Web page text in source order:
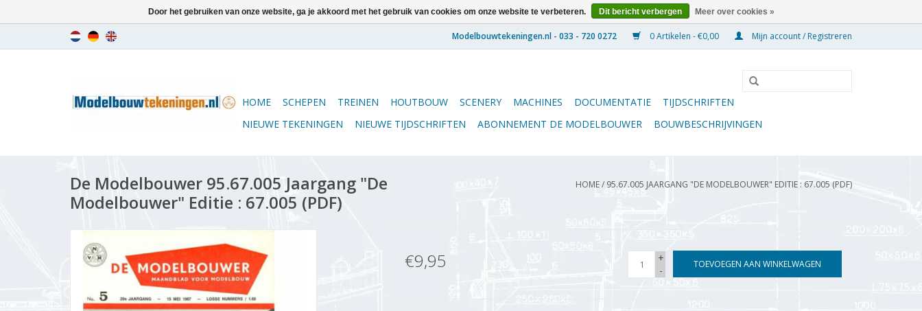
0 Artikelen - €0,00 Mijn account / Registreren
HOME SCHEPEN TREINEN HOUTBOUW SCENERY MACHINES DOCUMENTATIE
TIJDSCHRIFTEN
NIEUWE TEKENINGEN
NIEUWE TIJDSCHRIFTEN ABONNEMENT DE MODELBOUWER BOUWBESCHRIJVINGEN
De Modelbouwer 95.67.005 Jaargang "De
Modelbouwer" Editie : 67.005 (PDF)
HOME/ 95.67.005 JAARGANG "DE MODELBOUWER" EDITIE : 67.005 (PDF)
€9,95
+
-
TOEVOEGEN AAN WINKELWAGEN
Door het gebruiken van onze website, ga je akkoord met het gebruik van cookies om onze website te verbeteren. Dit bericht verbergen Meer over cookies »